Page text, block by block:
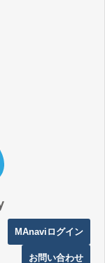
MAnaviログイン
お問い合わせ